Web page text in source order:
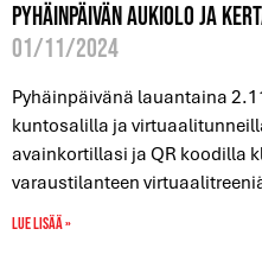
Pyhäinpäivän aukiolo ja
01/11/2024
Pyhäinpäivänä lauantaina
kuntosalilla ja
avainkortillasi ja QR koodilla
varaustilanteen
Lue lisää »